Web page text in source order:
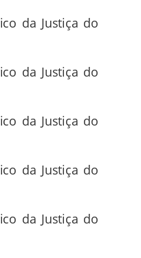
da Justiça do
da Justiça do
da Justiça do
da Justiça do
da Justiça do